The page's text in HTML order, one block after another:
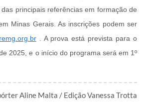
principais referências em formação de
Minas Gerais. As inscrições podem ser
. A prova está prevista para o
2025, e o início do programa será em 1º
Aline Malta / Edição Vanessa Trotta